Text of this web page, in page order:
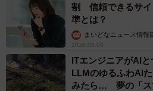
監視で予防できるのか？
この種のトラブルの話になると、
いる親が悪い」「ちゃんと管理し
いう声が多くあがり、親の管理不
割 信頼できるサイ
準とは？
まいどなニュース情報
2026.08.08
ITエンジニアがAI
LLMのゆるふわAI
みたら… 夢の「ス